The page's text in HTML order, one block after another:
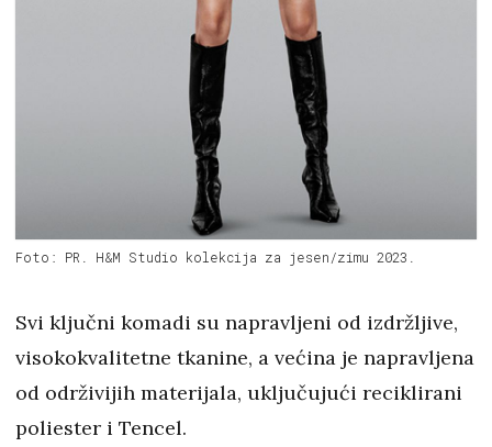
Foto: PR. H&M Studio kolekcija za jesen/zimu 2023.
Svi ključni komadi su napravljeni od izdržljive,
visokokvalitetne tkanine, a većina je napravljena
od održivijih materijala, uključujući reciklirani
poliester i Tencel.